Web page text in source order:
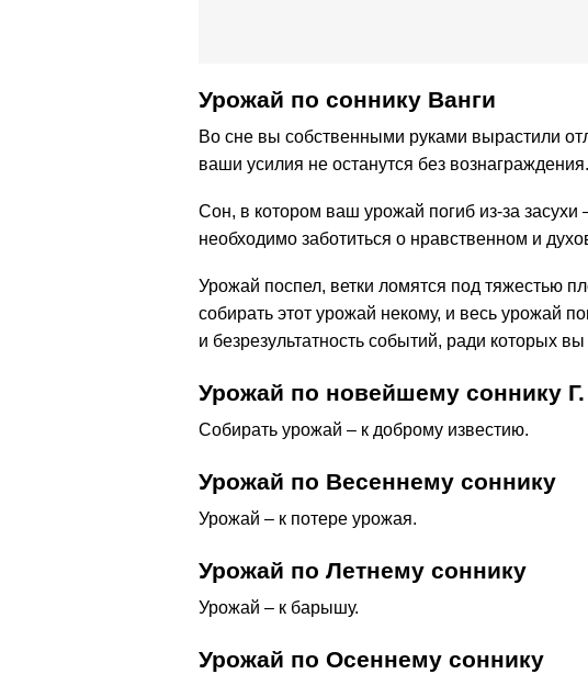
Урожай по соннику Ванги
Во сне вы собственными руками вырастили
ваши усилия не останутся без вознаграждения.
Сон, в котором ваш урожай погиб из-за засухи
необходимо заботиться о нравственном и
Урожай поспел, ветки ломятся под тяжестью
собирать этот урожай некому, и весь урожай
и безрезультатность событий, ради которых
Урожай по новейшему соннику
Собирать урожай – к доброму известию.
Урожай по Весеннему соннику
Урожай – к потере урожая.
Урожай по Летнему соннику
Урожай – к барышу.
Урожай по Осеннему соннику